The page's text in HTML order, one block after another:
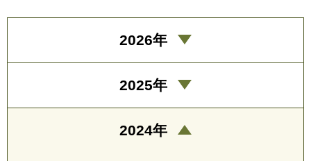
2026年
2025年
2024年